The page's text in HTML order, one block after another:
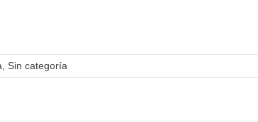
Sin categoría